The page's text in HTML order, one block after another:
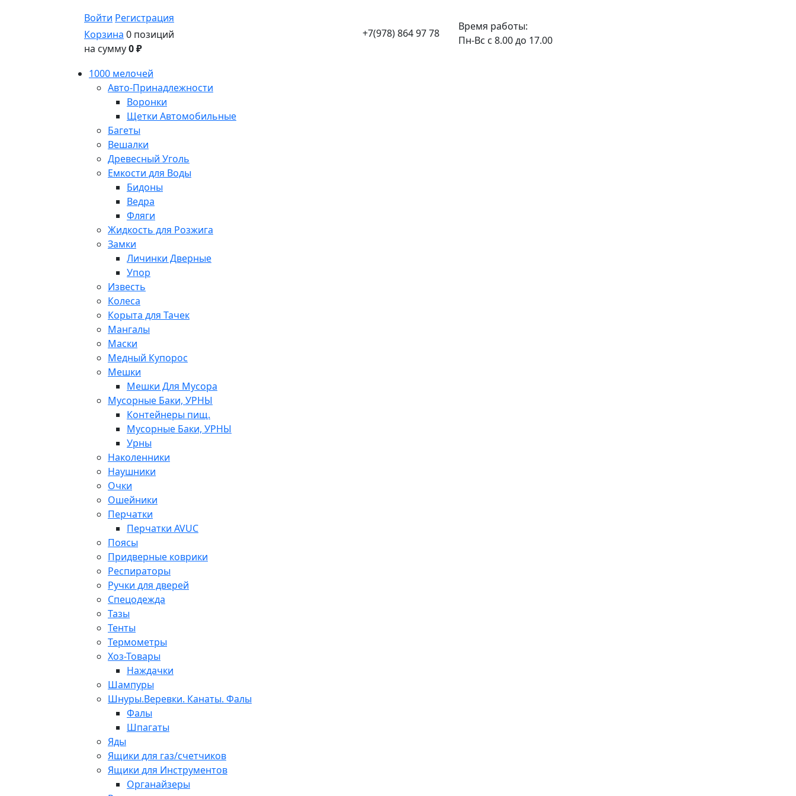
Войти Регистрация
Корзина 0 позиций
на сумму0 ₽
+7(978) 864 97 78
Время работы:
Пн-Вс с 8.00 до 17.00
1000 мелочей
Авто-Принадлежности
Воронки
Щетки Автомобильные
Багеты
Вешалки
Древесный Уголь
Емкости для Воды
Бидоны
Ведра
Фляги
Жидкость для Розжига
Замки
Личинки Дверные
Упор
Известь
Колеса
Корыта для Тачек
Мангалы
Маски
Медный Купорос
Мешки
Мешки Для Мусора
Мусорные Баки, УРНЫ
Контейнеры пищ.
Мусорные Баки, УРНЫ
Урны
Наколенники
Наушники
Очки
Ошейники
Перчатки
Перчатки AVUC
Поясы
Придверные коврики
Респираторы
Ручки для дверей
Спецодежда
Тазы
Тенты
Термометры
Хоз-Товары
Наждачки
Шампуры
Шнуры.Веревки. Канаты. Фалы
Фалы
Шпагаты
Яды
Ящики для газ/счетчиков
Ящики для Инструментов
Органайзеры